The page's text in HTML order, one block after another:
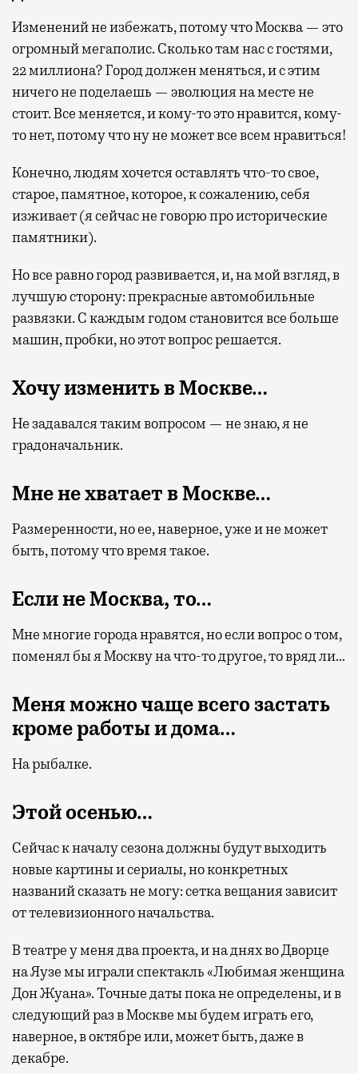
Изменений не избежать, потому что Москва — это
огромный мегаполис. Сколько там нас с гостями,
22 миллиона? Город должен меняться, и с этим
ничего не поделаешь — эволюция на месте не
стоит. Все меняется, и кому-то это нравится, кому-
то нет, потому что ну не может все всем нравиться!
Конечно, людям хочется оставлять что-то свое,
старое, памятное, которое, к сожалению, себя
изживает (я сейчас не говорю про исторические
памятники).
Но все равно город развивается, и, на мой взгляд, в
лучшую сторону: прекрасные автомобильные
развязки. С каждым годом становится все больше
машин, пробки, но этот вопрос решается.
Хочу изменить в Москве…
Не задавался таким вопросом — не знаю, я не
градоначальник.
Мне не хватает в Москве…
Размеренности, но ее, наверное, уже и не может
быть, потому что время такое.
Если не Москва, то…
Мне многие города нравятся, но если вопрос о том,
поменял бы я Москву на что-то другое, то вряд ли…
Меня можно чаще всего застать
кроме работы и дома…
На рыбалке.
Этой осенью…
Сейчас к началу сезона должны будут выходить
новые картины и сериалы, но конкретных
названий сказать не могу: сетка вещания зависит
от телевизионного начальства.
В театре у меня два проекта, и на днях во Дворце
на Яузе мы играли спектакль «Любимая женщина
Дон Жуана». Точные даты пока не определены, и в
следующий раз в Москве мы будем играть его,
наверное, в октябре или, может быть, даже в
декабре.